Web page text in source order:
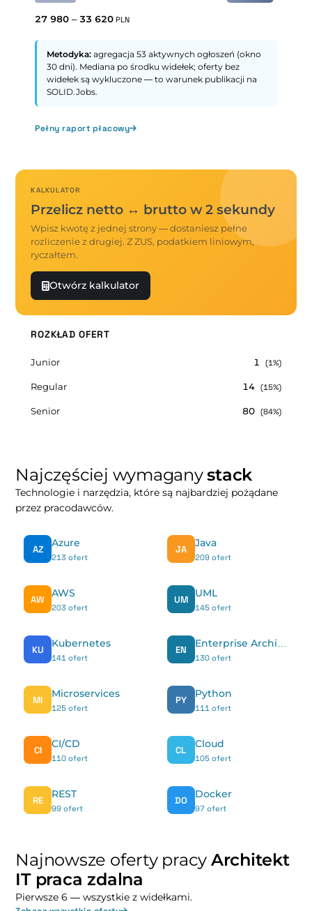
27 980 – 33 620 PLN
Metodyka: agregacja 53 aktywnych ogłoszeń (okno
30 dni). Mediana po środku widełek; oferty bez
widełek są wykluczone — to warunek publikacji na
SOLID.Jobs.
Pełny raport płacowy
KALKULATOR
Przelicz netto ↔ brutto w 2 sekundy
Wpisz kwotę z jednej strony — dostaniesz pełne
rozliczenie z drugiej. Z ZUS, podatkiem liniowym,
ryczałtem.
Otwórz kalkulator
ROZKŁAD OFERT
Junior 1 (1%)
Regular 14 (15%)
Senior 80 (84%)
Najczęściej wymaganystack
Technologie i narzędzia, które są najbardziej pożądane
przez pracodawców.
AZ
Azure
213 ofert
JA
Java
209 ofert
AW
AWS
203 ofert
UM
UML
145 ofert
KU
Kubernetes
141 ofert
EN
130 ofert
MI
Microservices
125 ofert
PY
Python
111 ofert
CI
CI/CD
110 ofert
CL
Cloud
105 ofert
RE
REST
99 ofert
DO
Docker
97 ofert
Najnowsze oferty pracy Architekt
IT praca zdalna
Pierwsze 6 — wszystkie z widełkami.